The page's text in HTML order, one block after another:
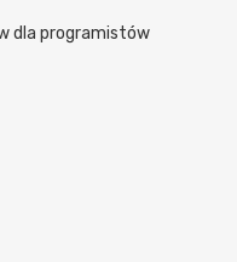
dla programistów